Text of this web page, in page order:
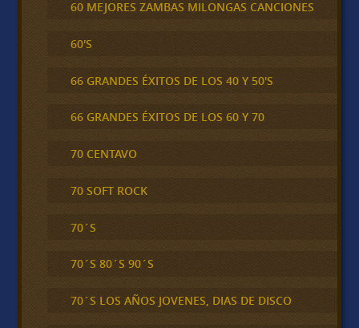
60 MEJORES ZAMBAS MILONGAS CANCIONES
60'S
66 GRANDES ÉXITOS DE LOS 40 Y 50'S
66 GRANDES ÉXITOS DE LOS 60 Y 70
70 CENTAVO
70 SOFT ROCK
70´S
70´S 80´S 90´S
70´S LOS AÑOS JOVENES, DIAS DE DISCO